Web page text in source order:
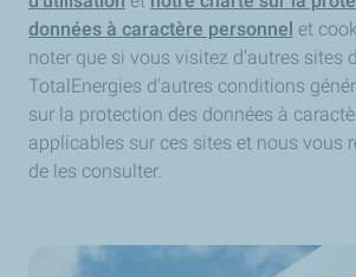
données à caractère personnel et
noter que si vous visitez d’autres sites
TotalEnergies d'autres conditions
sur la protection des données à
applicables sur ces sites et nous vous
de les consulter.